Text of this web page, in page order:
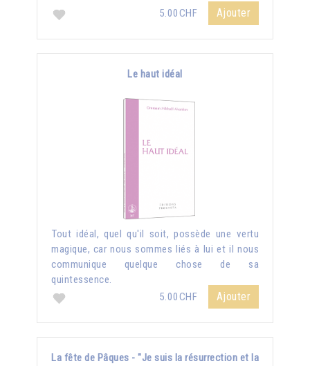
5.00CHF Ajouter
Le haut idéal
Tout idéal, quel qu'il soit, possède une vertu
magique, car nous sommes liés à lui et il nous
communique quelque chose de sa
quintessence.
5.00CHF
Ajouter
La fête de Pâques - "Je suis la résurrection et la